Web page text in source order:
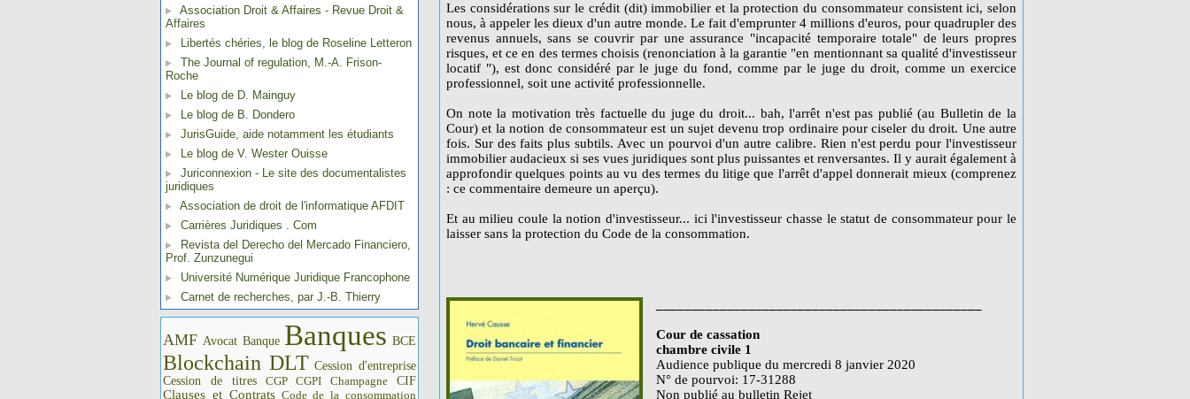
Association Droit & Affaires - Revue Droit &
Affaires
Libertés chéries, le blog de Roseline Letteron
The Journal of regulation, M.-A. Frison-
Roche
Le blog de D. Mainguy
Le blog de B. Dondero
JurisGuide, aide notamment les étudiants
Le blog de V. Wester Ouisse
Juriconnexion - Le site des documentalistes
juridiques
Association de droit de l'informatique AFDIT
Carrières Juridiques . Com
Revista del Derecho del Mercado Financiero,
Prof. Zunzunegui
Université Numérique Juridique Francophone
Carnet de recherches, par J.-B. Thierry
AMF Avocat Banque Banques BCE
Blockchain DLT Cession d'entreprise
Cession de titres
CGP CGPI Champagne CIF
Clauses et Contrats Code de la consommation
Les considérations sur le crédit (dit) immobilier et la protection du consommateur consistent ici, selon
nous, à appeler les dieux d'un autre monde. Le fait d'emprunter 4 millions d'euros, pour quadrupler des
revenus annuels, sans se couvrir par une assurance "incapacité temporaire totale" de leurs propres
risques, et ce en des termes choisis (renonciation à la garantie "en mentionnant sa qualité d'investisseur
locatif "), est donc considéré par le juge du fond, comme par le juge du droit, comme un exercice
professionnel, soit une activité professionnelle.
On note la motivation très factuelle du juge du droit... bah, l'arrêt n'est pas publié (au Bulletin de la
Cour) et la notion de consommateur est un sujet devenu trop ordinaire pour ciseler du droit. Une autre
fois. Sur des faits plus subtils. Avec un pourvoi d'un autre calibre. Rien n'est perdu pour l'investisseur
immobilier audacieux si ses vues juridiques sont plus puissantes et renversantes. Il y aurait également à
approfondir quelques points au vu des termes du litige que l'arrêt d'appel donnerait mieux (comprenez
: ce commentaire demeure un aperçu).
Et au milieu coule la notion d'investisseur... ici l'investisseur chasse le statut de consommateur pour le
laisser sans la protection du Code de la consommation.
Cour de cassation
chambre civile 1
Audience publique du mercredi 8 janvier 2020
N° de pourvoi: 17-31288
Non publié au bulletin Rejet